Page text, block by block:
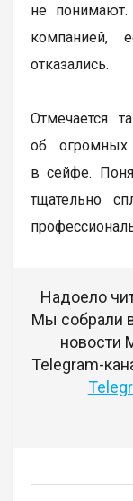
не понимают.
компанией,
отказались.
Отмечается
об
в сейфе.
тщательно
Надоело
Мы собрали
новости
Telegram-